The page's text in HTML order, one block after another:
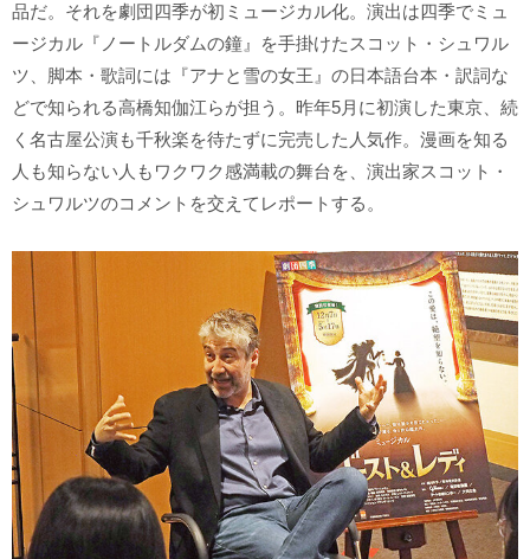
品だ。それを劇団四季が初ミュージカル化。演出は四季でミュ
ージカル『ノートルダムの鐘』を手掛けたスコット・シュワル
ツ、脚本・歌詞には『アナと雪の女王』の日本語台本・訳詞な
どで知られる高橋知伽江らが担う。昨年5月に初演した東京、続
く名古屋公演も千秋楽を待たずに完売した人気作。漫画を知る
人も知らない人もワクワク感満載の舞台を、演出家スコット・
シュワルツのコメントを交えてレポートする。